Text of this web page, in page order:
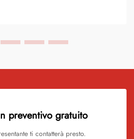
i normali dischi in meravigliose
preventivo gratuito
ti contatterà presto.